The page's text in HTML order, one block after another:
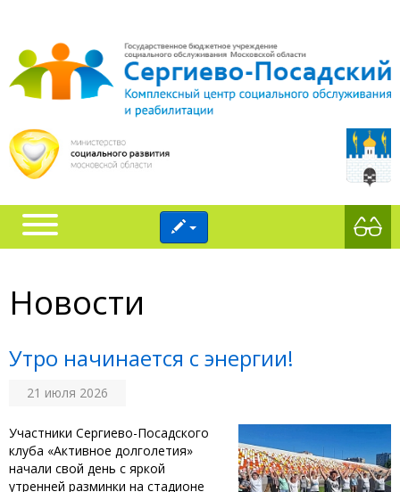
Новости
Утро начинается с энергии!
21 июля 2026
‎Участники Сергиево-Посадского
клуба «Активное долголетия»
начали свой день с яркой
утренней разминки на стадионе